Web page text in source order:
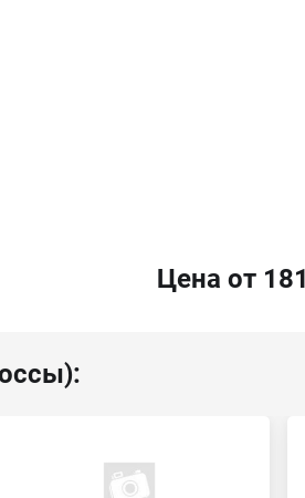
Цена от